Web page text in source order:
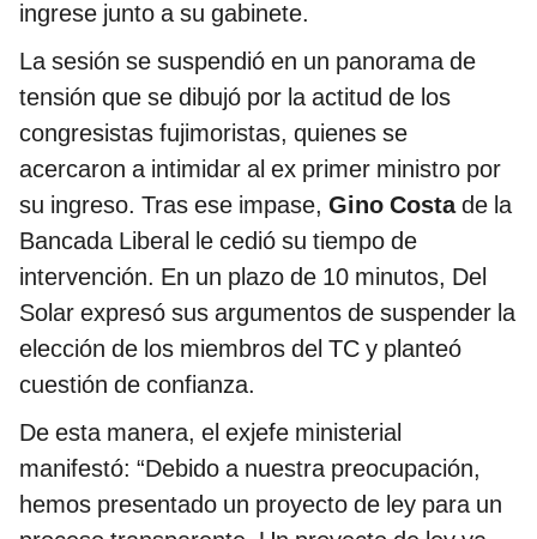
ingrese junto a su gabinete.
La sesión se suspendió en un panorama de
tensión que se dibujó por la actitud de los
congresistas fujimoristas, quienes se
acercaron a intimidar al ex primer ministro por
su ingreso. Tras ese impase, Gino Costade la
Bancada Liberal le cedió su tiempo de
intervención. En un plazo de 10 minutos, Del
Solar expresó sus argumentos de suspender la
elección de los miembros del TC y planteó
cuestión de confianza.
De esta manera, el exjefe ministerial
manifestó: “Debido a nuestra preocupación,
hemos presentado un proyecto de ley para un